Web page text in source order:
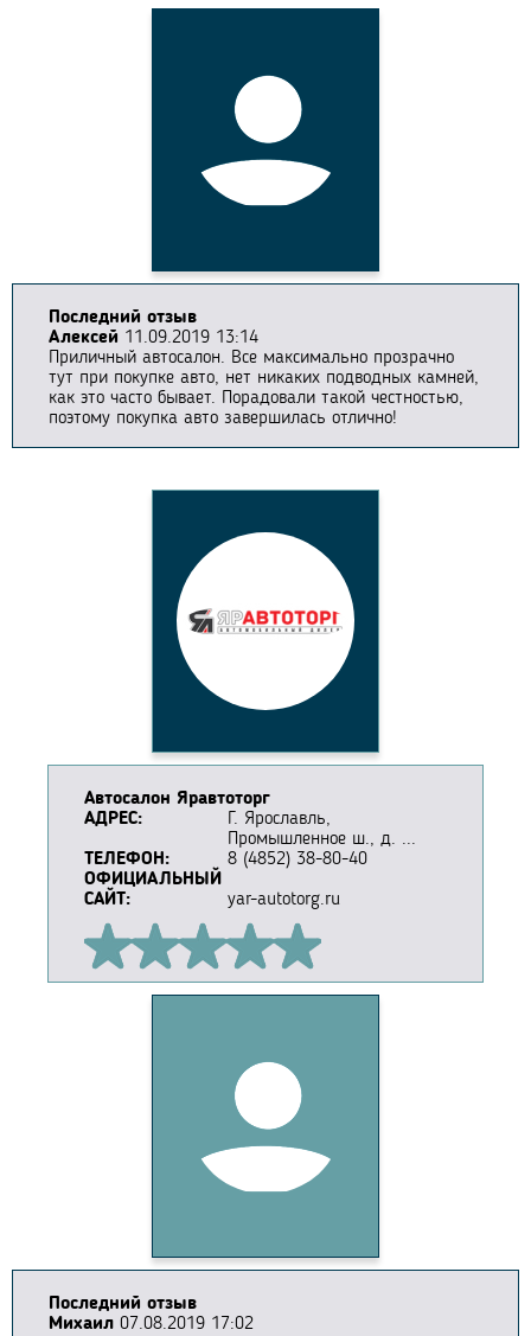
Последний отзыв
Алексей 11.09.2019 13:14
Приличный автосалон. Все максимально прозрачно
тут при покупке авто, нет никаких подводных камней,
как это часто бывает. Порадовали такой честностью,
поэтому покупка авто завершилась отлично!
Автосалон Яравтоторг
АДРЕС:
Г. Ярославль,
Промышленное ш., д. ...
ТЕЛЕФОН:
8 (4852) 38-80-40
ОФИЦИАЛЬНЫЙ
САЙТ:
yar-autotorg.ru
Последний отзыв
Михаил 07.08.2019 17:02